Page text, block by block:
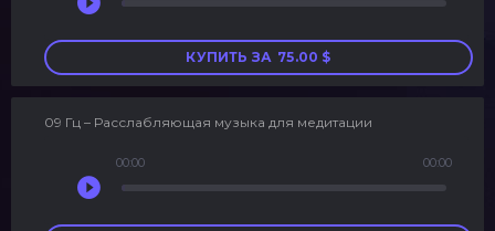
Аудиоплеер
КУПИТЬ ЗА 75.00 $
09 Гц – Расслабляющая музыка для медитации
Аудиоплеер
00:00 00:00